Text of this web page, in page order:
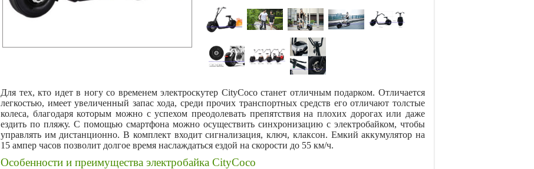
Для тех, кто идет в ногу со временем электроскутер CityCoco станет отличным подарком. Отличается
легкостью, имеет увеличенный запас хода, среди прочих транспортных средств его отличают толстые
колеса, благодаря которым можно с успехом преодолевать препятствия на плохих дорогах или даже
ездить по пляжу. С помощью смартфона можно осуществить синхронизацию с электробайком, чтобы
управлять им дистанционно. В комплект входит сигнализация, ключ, клаксон. Емкий аккумулятор на
15 ампер часов позволит долгое время наслаждаться ездой на скорости до 55 км/ч.
Особенности и преимущества электробайка CityCoco